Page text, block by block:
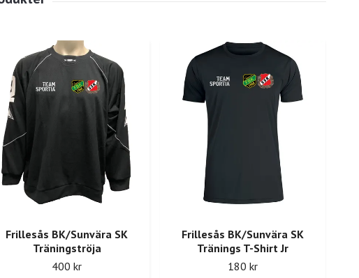
Frillesås BK/Sunvära SK
Träningströja
400 kr
Frillesås BK/Sunvära SK
Tränings T-Shirt Jr
180 kr